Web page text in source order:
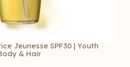
Jeunesse SPF30 | Youth
& Hair